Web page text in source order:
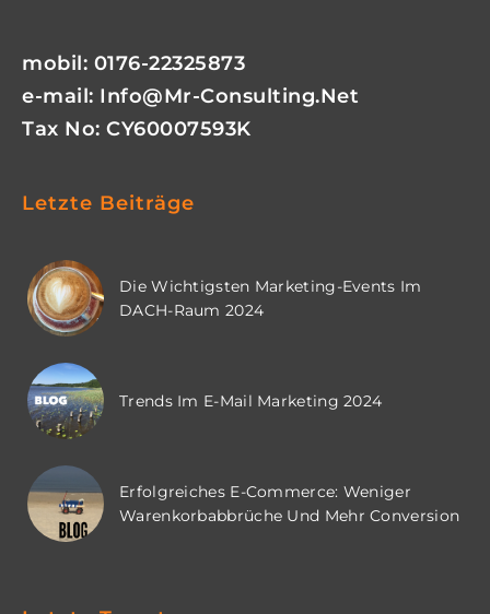
mobil: 0176-22325873
e-mail: Info@mr-Consulting.net
Tax No: CY60007593K
Letzte Beiträge
Die Wichtigsten Marketing-Events Im
DACH-Raum 2024
Trends Im E-Mail Marketing 2024
Erfolgreiches E-Commerce: Weniger
Warenkorbabbrüche Und Mehr Conversion